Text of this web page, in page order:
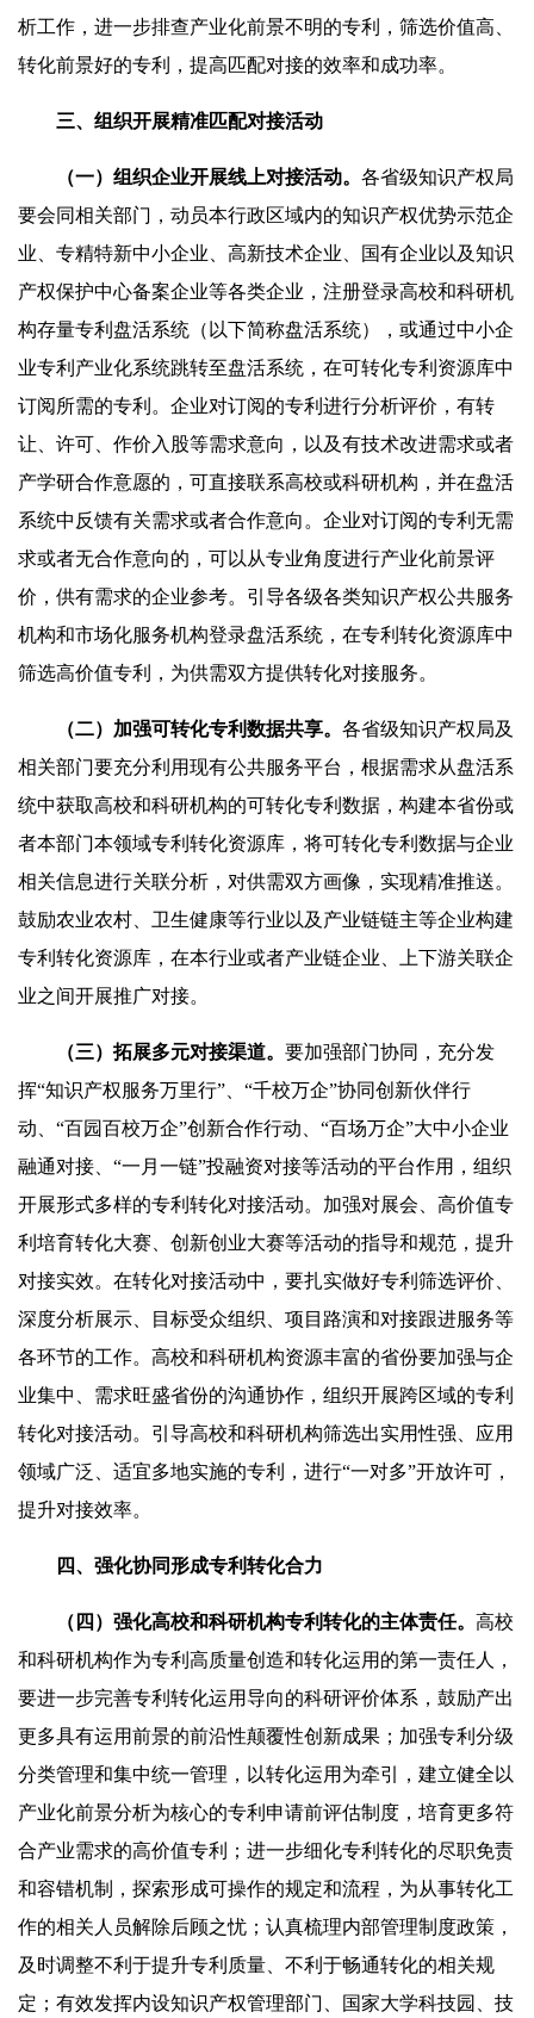
析工作，进一步排查产业化前景不明的专利，筛选价值高、
转化前景好的专利，提高匹配对接的效率和成功率。
三、组织开展精准匹配对接活动
（一）组织企业开展线上对接活动。 各省级知识产权局
要会同相关部门，动员本行政区域内的知识产权优势示范企
业、专精特新中小企业、高新技术企业、国有企业以及知识
产权保护中心备案企业等各类企业，注册登录高校和科研机
构存量专利盘活系统（以下简称盘活系统），或通过中小企
业专利产业化系统跳转至盘活系统，在可转化专利资源库中
订阅所需的专利。企业对订阅的专利进行分析评价，有转
让、许可、作价入股等需求意向，以及有技术改进需求或者
产学研合作意愿的，可直接联系高校或科研机构，并在盘活
系统中反馈有关需求或者合作意向。企业对订阅的专利无需
求或者无合作意向的，可以从专业角度进行产业化前景评
价，供有需求的企业参考。引导各级各类知识产权公共服务
机构和市场化服务机构登录盘活系统，在专利转化资源库中
筛选高价值专利，为供需双方提供转化对接服务。
（二）加强可转化专利数据共享。 各省级知识产权局及
相关部门要充分利用现有公共服务平台，根据需求从盘活系
统中获取高校和科研机构的可转化专利数据，构建本省份或
者本部门本领域专利转化资源库，将可转化专利数据与企业
相关信息进行关联分析，对供需双方画像，实现精准推送。
鼓励农业农村、卫生健康等行业以及产业链链主等企业构建
专利转化资源库，在本行业或者产业链企业、上下游关联企
业之间开展推广对接。
（三）拓展多元对接渠道。 要加强部门协同，充分发
挥“知识产权服务万里行”、“千校万企”协同创新伙伴行
动、“百园百校万企”创新合作行动、“百场万企”大中小企业
融通对接、“一月一链”投融资对接等活动的平台作用，组织
开展形式多样的专利转化对接活动。加强对展会、高价值专
利培育转化大赛、创新创业大赛等活动的指导和规范，提升
对接实效。在转化对接活动中，要扎实做好专利筛选评价、
深度分析展示、目标受众组织、项目路演和对接跟进服务等
各环节的工作。高校和科研机构资源丰富的省份要加强与企
业集中、需求旺盛省份的沟通协作，组织开展跨区域的专利
转化对接活动。引导高校和科研机构筛选出实用性强、应用
领域广泛、适宜多地实施的专利，进行“一对多”开放许可，
提升对接效率。
四、强化协同形成专利转化合力
（四）强化高校和科研机构专利转化的主体责任。 高校
和科研机构作为专利高质量创造和转化运用的第一责任人，
要进一步完善专利转化运用导向的科研评价体系，鼓励产出
更多具有运用前景的前沿性颠覆性创新成果；加强专利分级
分类管理和集中统一管理，以转化运用为牵引，建立健全以
产业化前景分析为核心的专利申请前评估制度，培育更多符
合产业需求的高价值专利；进一步细化专利转化的尽职免责
和容错机制，探索形成可操作的规定和流程，为从事转化工
作的相关人员解除后顾之忧；认真梳理内部管理制度政策，
及时调整不利于提升专利质量、不利于畅通转化的相关规
定；有效发挥内设知识产权管理部门、国家大学科技园、技